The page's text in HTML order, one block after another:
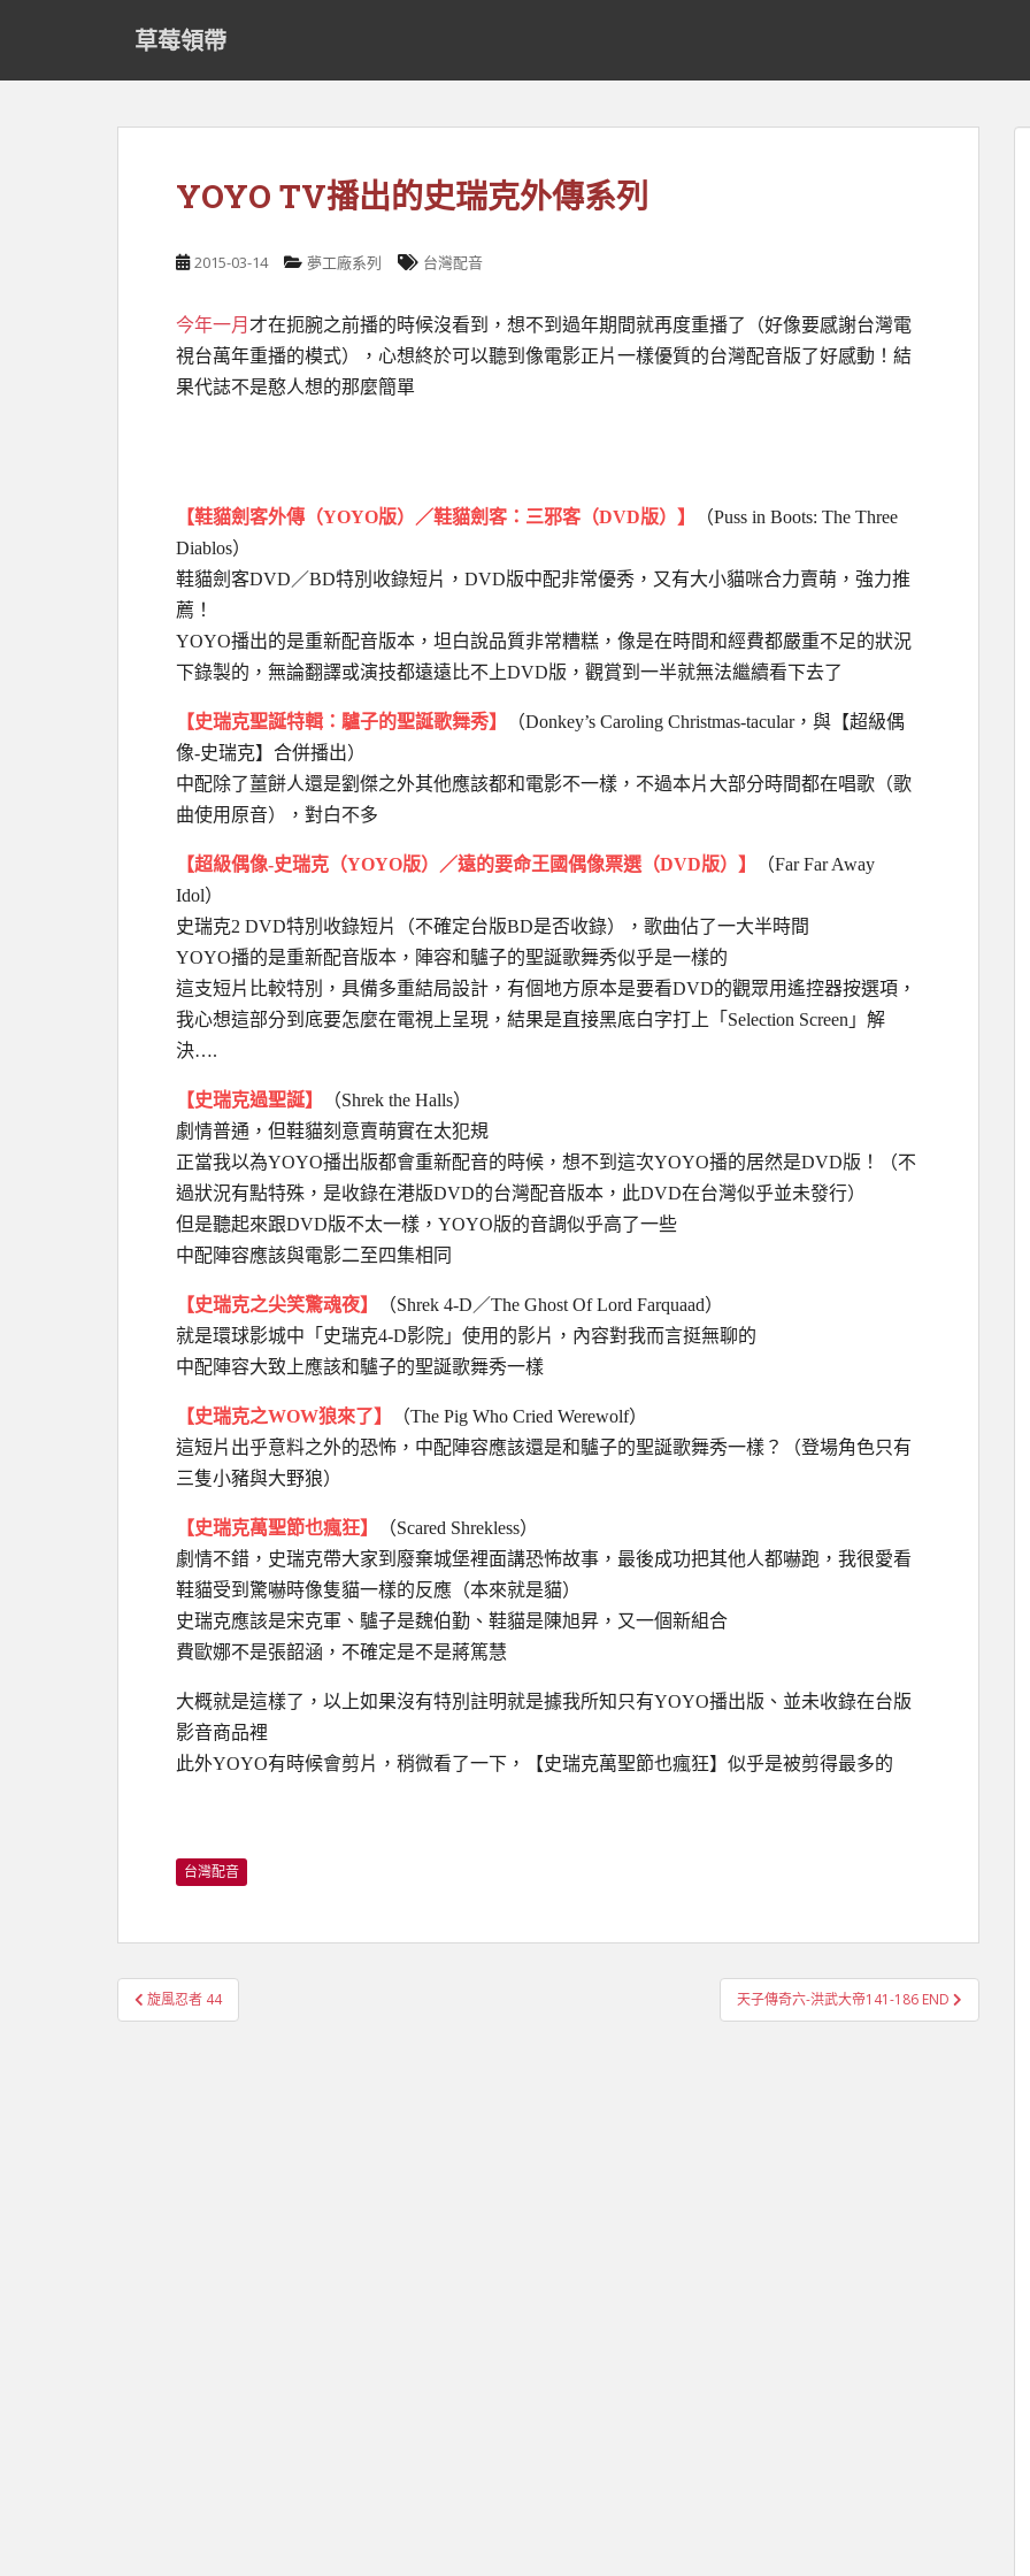
草莓領帶
YOYO TV播出的史瑞克外傳系列
2015-03-14 夢工廠系列 台灣配音
今年一月 才在扼腕之前播的時候沒看到，想不到過年期間就再度重播了（好像要感謝台灣電
視台萬年重播的模式），心想終於可以聽到像電影正片一樣優質的台灣配音版了好感動！結
果代誌不是憨人想的那麼簡單
【鞋貓劍客外傳（YOYO版）／鞋貓劍客：三邪客（DVD版）】
（Puss in Boots: The Three
Diablos）
鞋貓劍客DVD／BD特別收錄短片，DVD版中配非常優秀，又有大小貓咪合力賣萌，強力推
薦！
YOYO播出的是重新配音版本，坦白說品質非常糟糕，像是在時間和經費都嚴重不足的狀況
下錄製的，無論翻譯或演技都遠遠比不上DVD版，觀賞到一半就無法繼續看下去了
【史瑞克聖誕特輯：驢子的聖誕歌舞秀】
（Donkey’s Caroling Christmas-tacular，與【超級偶
像-史瑞克】合併播出）
中配除了薑餅人還是劉傑之外其他應該都和電影不一樣，不過本片大部分時間都在唱歌（歌
曲使用原音），對白不多
【超級偶像-史瑞克（YOYO版）／遠的要命王國偶像票選（DVD版）】
（Far Far Away
Idol）
史瑞克2 DVD特別收錄短片（不確定台版BD是否收錄），歌曲佔了一大半時間
YOYO播的是重新配音版本，陣容和驢子的聖誕歌舞秀似乎是一樣的
這支短片比較特別，具備多重結局設計，有個地方原本是要看DVD的觀眾用遙控器按選項，
我心想這部分到底要怎麼在電視上呈現，結果是直接黑底白字打上「Selection Screen」解
決….
【史瑞克過聖誕】
（Shrek the Halls）
劇情普通，但鞋貓刻意賣萌實在太犯規
正當我以為YOYO播出版都會重新配音的時候，想不到這次YOYO播的居然是DVD版！（不
過狀況有點特殊，是收錄在港版DVD的台灣配音版本，此DVD在台灣似乎並未發行）
但是聽起來跟DVD版不太一樣，YOYO版的音調似乎高了一些
中配陣容應該與電影二至四集相同
【史瑞克之尖笑驚魂夜】
（Shrek 4-D／The Ghost Of Lord Farquaad）
就是環球影城中「史瑞克4-D影院」使用的影片，內容對我而言挺無聊的
中配陣容大致上應該和驢子的聖誕歌舞秀一樣
【史瑞克之WOW狼來了】
（The Pig Who Cried Werewolf）
這短片出乎意料之外的恐怖，中配陣容應該還是和驢子的聖誕歌舞秀一樣？（登場角色只有
三隻小豬與大野狼）
【史瑞克萬聖節也瘋狂】
（Scared Shrekless）
劇情不錯，史瑞克帶大家到廢棄城堡裡面講恐怖故事，最後成功把其他人都嚇跑，我很愛看
鞋貓受到驚嚇時像隻貓一樣的反應（本來就是貓）
史瑞克應該是宋克軍、驢子是魏伯勤、鞋貓是陳旭昇，又一個新組合
費歐娜不是張韶涵，不確定是不是蔣篤慧
大概就是這樣了，以上如果沒有特別註明就是據我所知只有YOYO播出版、並未收錄在台版
影音商品裡
此外YOYO有時候會剪片，稍微看了一下，【史瑞克萬聖節也瘋狂】似乎是被剪得最多的
台灣配音
文
章
旋風忍者 44 天子傳奇六-洪武大帝141-186 END